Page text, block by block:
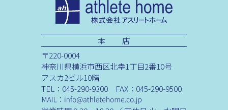
本 店
〒220-0004
神奈川県横浜市西区北幸1丁目2番10号
アスカ2ビル10階
TEL：045-290-9300 FAX：045-290-9500